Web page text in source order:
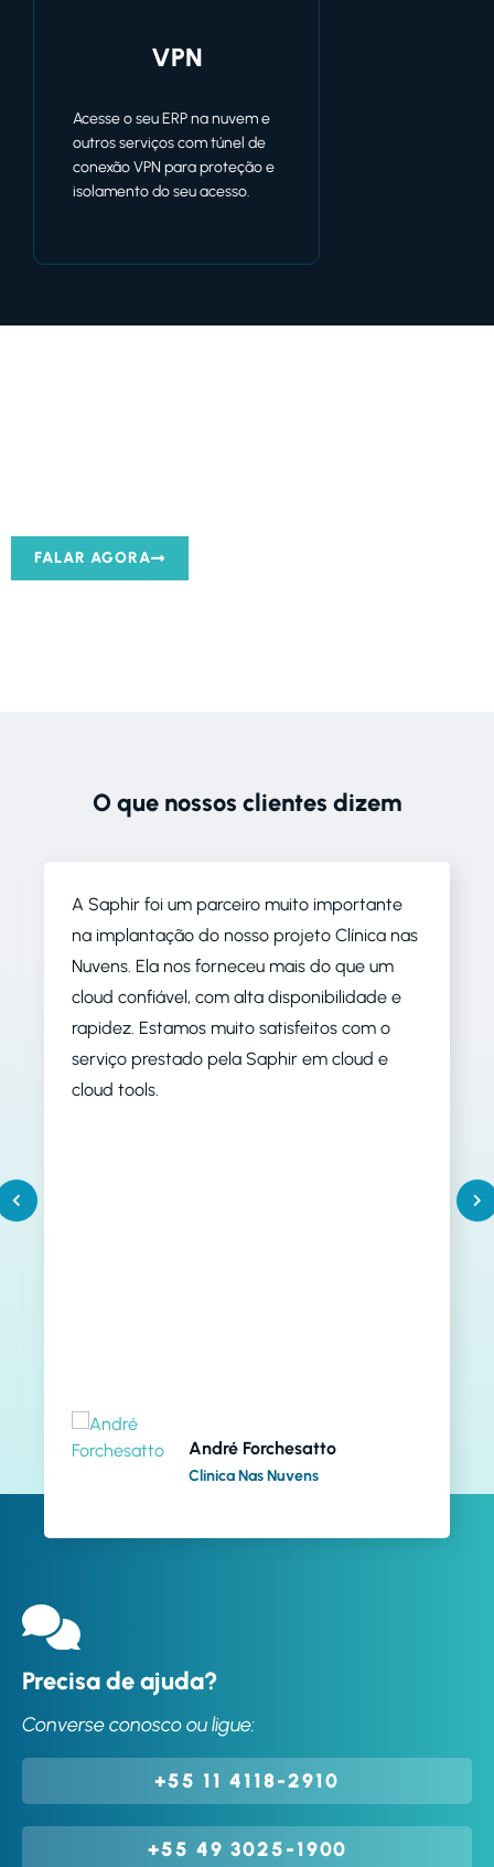
VPN
Acesse o seu ERP na nuvem e
outros serviços com túnel de
conexão VPN para proteção e
isolamento do seu acesso.
FALAR AGORA
O que nossos clientes dizem
A Saphir foi um parceiro muito importante
na implantação do nosso projeto Clínica nas
Nuvens. Ela nos forneceu mais do que um
cloud confiável, com alta disponibilidade e
rapidez. Estamos muito satisfeitos com o
serviço prestado pela Saphir em cloud e
cloud tools.
André Forchesatto
Clinica Nas Nuvens
Precisa de ajuda?
Converse conosco ou ligue:
+55 11 4118-2910
+55 49 3025-1900